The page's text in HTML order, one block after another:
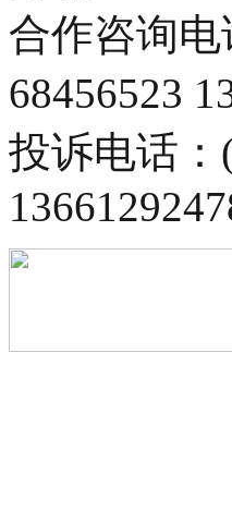
合作咨询电
68456523
投诉电话：